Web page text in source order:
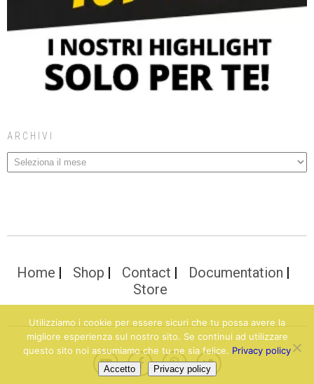
ARCHIVI
Home Shop Contact
Documentation
Store
Utilizziamo i cookie per essere sicuri che tu possa avere la
migliore esperienza sul nostro sito. Se continui ad utilizzare
questo sito noi assumiamo che tu ne sia felice. Privacy policy
Accetto Privacy policy